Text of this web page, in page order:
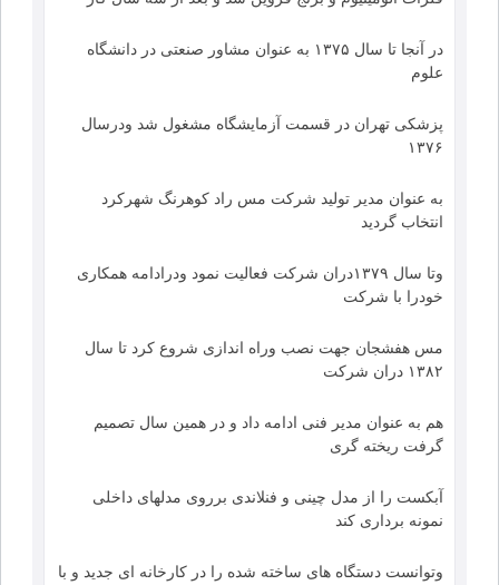
در آنجا تا سال ۱۳۷۵ به عنوان مشاور صنعتی در دانشگاه
علوم
پزشکی تهران در قسمت آزمایشگاه مشغول شد ودرسال
۱۳۷۶
به عنوان مدیر تولید شرکت مس راد کوهرنگ شهرکرد
انتخاب گردید
وتا سال ۱۳۷۹دران شرکت فعالیت نمود ودرادامه همکاری
خودرا با شرکت
مس هفشجان جهت نصب وراه اندازی شروع کرد تا سال
۱۳۸۲ دران شرکت
هم به عنوان مدیر فنی ادامه داد و در همین سال تصمیم
گرفت ریخته گری
آبکست را از مدل چینی و فنلاندی برروی مدلهای داخلی
نمونه برداری کند
وتوانست دستگاه های ساخته شده را در کارخانه ای جدید و با